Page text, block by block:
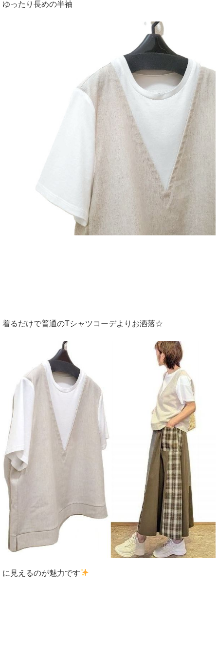
ゆったり長めの半袖
着るだけで普通のTシャツコーデよりお洒落☆
に見えるのが魅力です